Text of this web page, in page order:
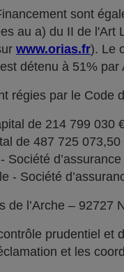
sont
au a) du II de
www.orias.fr). Le
détenu à 51%
régies par le Code
de 214 799 030
de 487 725
Société
- Société
de l’Arche – 92727
prudentiel
et les